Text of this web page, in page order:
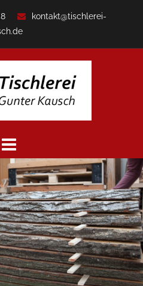
kontakt@tischlerei-